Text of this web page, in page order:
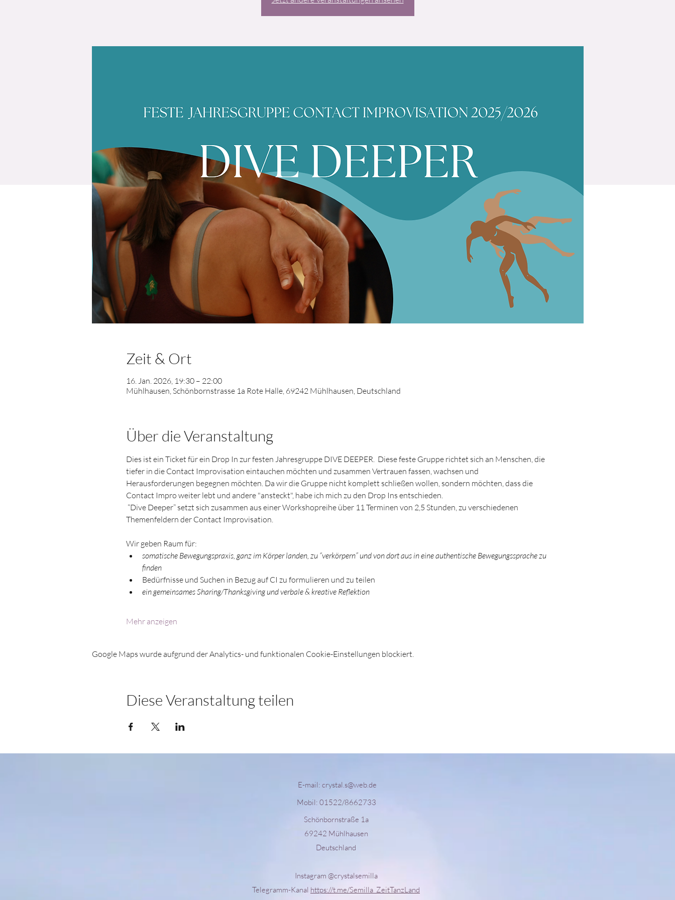
Zeit & Ort
16. Jan. 2026, 19:30 – 22:00
Mühlhausen, Schönbornstrasse 1a Rote Halle, 69242 Mühlhausen, Deutschland
Über die Veranstaltung
Dies ist ein Ticket für ein Drop In zur festen Jahresgruppe DIVE DEEPER.  Diese feste Gruppe richtet sich an Menschen, die
tiefer in die Contact Improvisation eintauchen möchten und zusammen Vertrauen fassen, wachsen und
Herausforderungen begegnen möchten. Da wir die Gruppe nicht komplett schließen wollen, sondern möchten, dass die
Contact Impro weiter lebt und andere "ansteckt", habe ich mich zu den Drop Ins entschieden.
Themenfeldern der Contact Improvisation.
Wir geben Raum für:
somatische Bewegungspraxis, ganz im Körper landen, zu “verkörpern” und von dort aus in eine authentische Bewegungssprache zu
finden
Bedürfnisse und Suchen in Bezug auf CI zu formulieren und zu teilen
ein gemeinsames Sharing/Thanksgiving und verbale & kreative Reflektion
Mehr anzeigen
Google Maps wurde aufgrund der Analytics- und funktionalen Cookie-Einstellungen blockiert.
Diese Veranstaltung teilen
E-mail: crystal.s@web.de
Mobil: 01522/8662733
Schönbornstraße 1a
69242 Mühlhausen
Deutschland
Instagram @crystalsemilla
Telegramm-Kanal https://t.me/Semilla_ZeitTanzLand